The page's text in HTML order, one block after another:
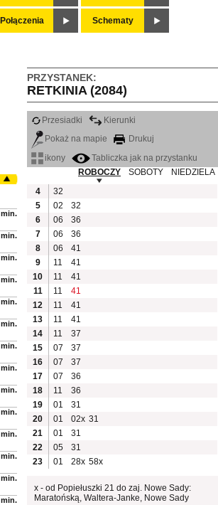
Połączenia Schematy
PRZYSTANEK:
RETKINIA (2084)
Przesiadki
Kierunki
Pokaż na mapie
Drukuj
ikony
Tabliczka jak na przystanku
ROBOCZY
SOBOTY
NIEDZIELA
4
32
5
02
32
6
06
36
7
06
36
8
06
41
9
11
41
10
11
41
11
11
41
12
11
41
13
11
41
14
11
37
15
07
37
16
07
37
17
07
36
18
11
36
19
01
31
20
01 02x 31
21
01
31
22
05
31
23
01 28x 58x
x - od Popiełuszki 21 do zaj. Nowe Sady:
Maratońską, Waltera-Janke, Nowe Sady
min.
min.
min.
min.
min.
min.
min.
min.
min.
min.
min.
min.
min.
min.